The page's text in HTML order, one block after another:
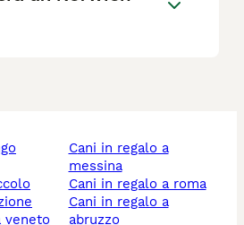
veneto
cani in regalo a
messina
cani in regalo a roma
cani in regalo a
abruzzo